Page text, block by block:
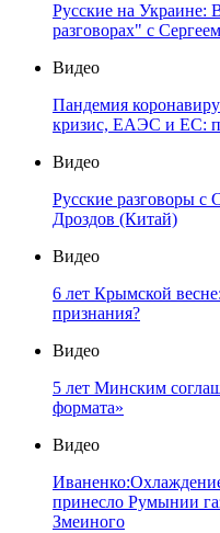
Русские на Украине:
разговорах" с
Видео
Пандемия
кризис, ЕАЭС и ЕС:
Видео
Русские разговоры
Дроздов (Китай)
Видео
6 лет Крымской
признания?
Видео
5 лет Минским
формата»
Видео
принесло Румынии
Змеиного